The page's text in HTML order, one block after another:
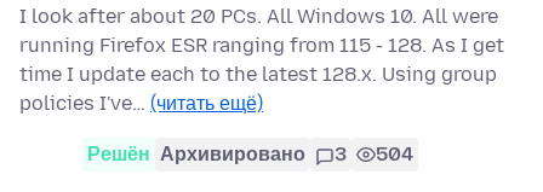
I look after about 20 PCs. All Windows 10. All were
running Firefox ESR ranging from 115 - 128. As I get
time I update each to the latest 128.x. Using group
policies I've… (читать ещё)
Решён Архивировано 3 504